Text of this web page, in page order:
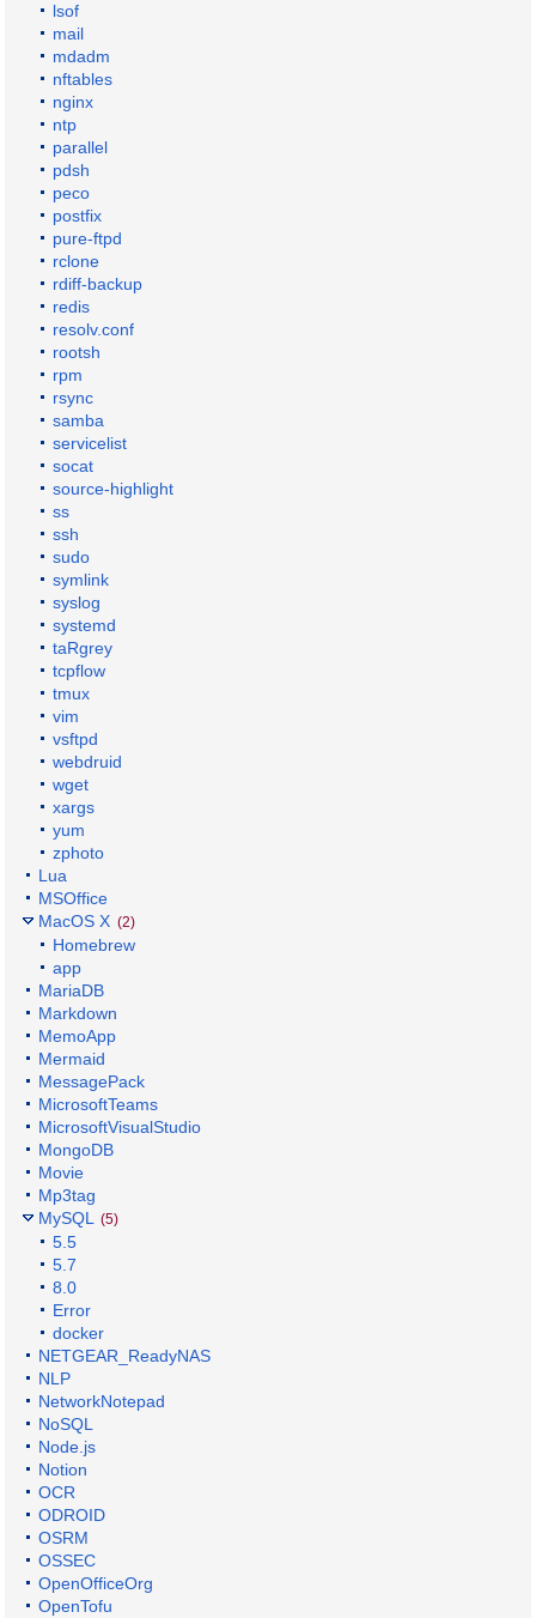
lsof
mail
mdadm
nftables
nginx
ntp
parallel
pdsh
peco
postfix
pure-ftpd
rclone
rdiff-backup
redis
resolv.conf
rootsh
rpm
rsync
samba
servicelist
socat
source-highlight
ss
ssh
sudo
symlink
syslog
systemd
taRgrey
tcpflow
tmux
vim
vsftpd
webdruid
wget
xargs
yum
zphoto
Lua
MSOffice
MacOS X (2)
Homebrew
app
MariaDB
Markdown
MemoApp
Mermaid
MessagePack
MicrosoftTeams
MicrosoftVisualStudio
MongoDB
Movie
Mp3tag
MySQL (5)
5.5
5.7
8.0
Error
docker
NETGEAR_ReadyNAS
NLP
NetworkNotepad
NoSQL
Node.js
Notion
OCR
ODROID
OSRM
OSSEC
OpenOfficeOrg
OpenTofu